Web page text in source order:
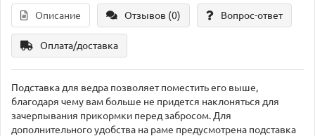
Описание Отзывов (0) Вопрос-ответ
Оплата/доставка
Подставка для ведра позволяет поместить его выше,
благодаря чему вам больше не придется наклоняться для
зачерпывания прикормки перед забросом. Для
дополнительного удобства на раме предусмотрена подставка